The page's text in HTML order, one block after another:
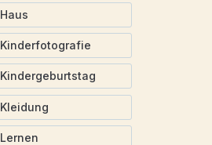
Haus
Kinderfotografie
Kindergeburtstag
Kleidung
Lernen